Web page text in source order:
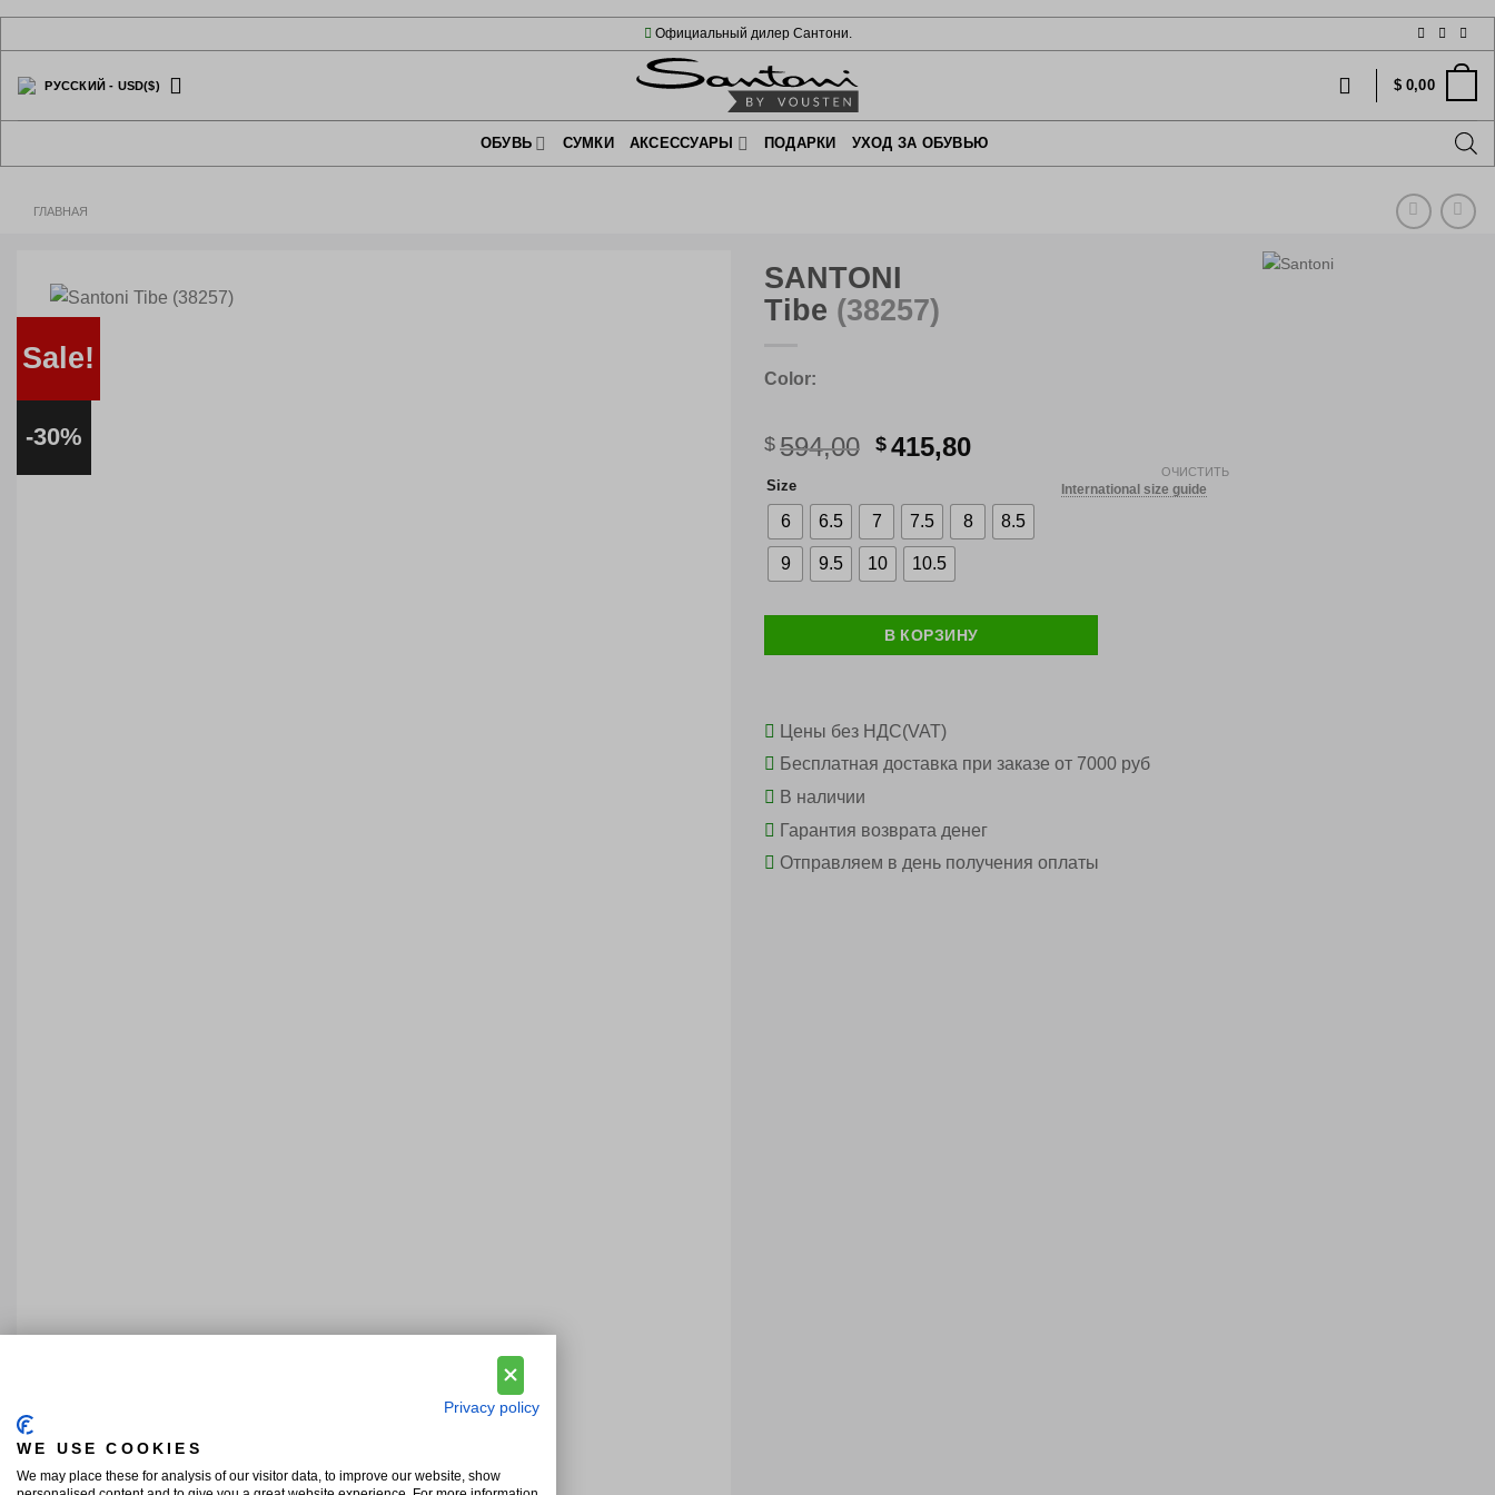
Skip
Официальный дилер Сантони.
РУССКИЙ- USD($) $ 0,00
ОБУВЬ СУМКИ АКСЕССУАРЫ ПОДАРКИ УХОД ЗА ОБУВЬЮ
ГЛАВНАЯ
Sale!
-30%
SANTONI
Tibe (38257)
Color:
$ 594,00 Первоначальная
составляла
$594,00.
$ 415,80Текущая
$415,80.International size guide
Size
6 6.5 7 7.5 8 8.5
9 9.5 10 10.5
ОЧИСТИТЬ
В КОРЗИНУ
Цены без НДС(VAT)
Бесплатная доставка при заказе от 7000 руб
В наличии
Гарантия возврата денег
Отправляем в день получения оплаты
Privacy policy
WE USE COOKIES
We may place these for analysis of our visitor data, to improve our website, show